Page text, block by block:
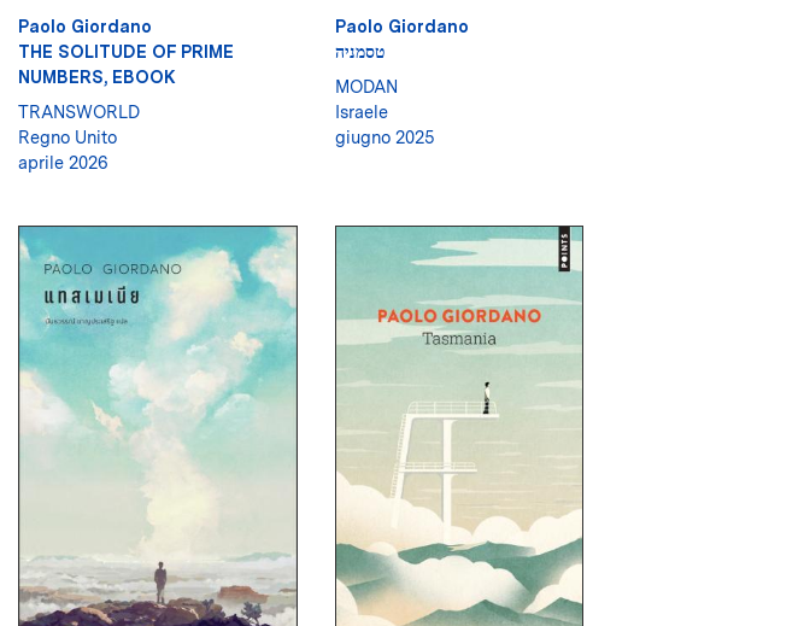
Paolo Giordano
THE SOLITUDE OF PRIME
NUMBERS, EBOOK
TRANSWORLD
Regno Unito
aprile 2026
Paolo Giordano
טסמניה
MODAN
Israele
giugno 2025